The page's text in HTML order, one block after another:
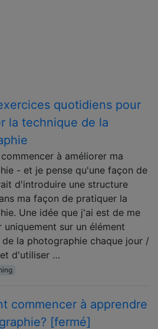
quotidiens pour
la technique de la
à améliorer ma
- et je pense qu'une façon de
d'introduire une structure
ma façon de pratiquer la
Une idée que j'ai est de me
uniquement sur un élément
la photographie chaque jour /
d'utiliser …
commencer à apprendre
[fermé]